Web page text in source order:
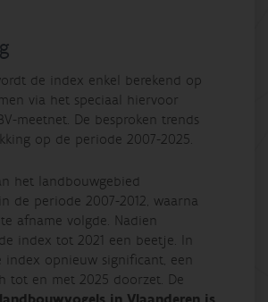
de index enkel berekend op
via het speciaal hiervoor
meetnet. De besproken trends
op de periode 2007-2025.
het landbouwgebied
de periode 2007-2012, waarna
afname volgde. Nadien
index tot 2021 een beetje. In
index opnieuw significant, een
tot en met 2025 doorzet. De